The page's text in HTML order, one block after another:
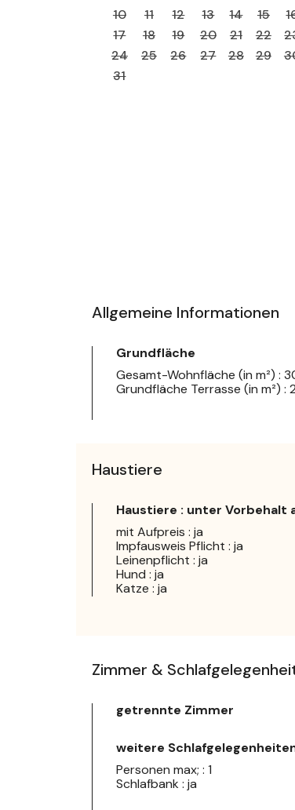
10
11 12 13 14 15
17
18 19 20 21 22
24
25 26 27 28 29
31
Allgemeine Informationen
Grundfläche
Gesamt-Wohnfläche (in m²) :
Grundfläche Terrasse (in m²) :
Haustiere
Haustiere : unter Vorbehalt
mit Aufpreis : ja
Impfausweis Pflicht : ja
Leinenpflicht : ja
Hund : ja
Katze : ja
Zimmer &
getrennte Zimmer
weitere
Personen max; : 1
Schlafbank : ja